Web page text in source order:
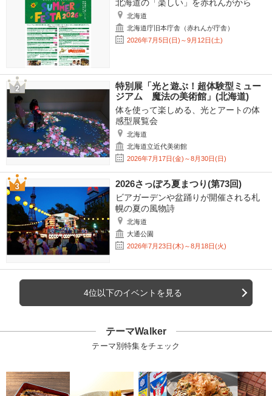
北海道の「楽しい」を赤れんがから
北海道
北海道庁旧本庁舎（赤れんが庁舎）
2026年7月5日(日)～9月12日(土)
特別展「光と遊ぶ！超体験型ミュー
ジアム 魔法の美術館」(北海道)
体を使って楽しめる、光とアートの体
感型展覧会
北海道
北海道立近代美術館
2026年7月17日(金)～8月30日(日)
2026さっぽろ夏まつり(第73回)
ビアガーデンや盆踊りが開催される札
幌の夏の風物詩
北海道
大通公園
2026年7月23日(木)～8月18日(火)
4位以下のイベントを見る
テーマWalker
テーマ別特集をチェック